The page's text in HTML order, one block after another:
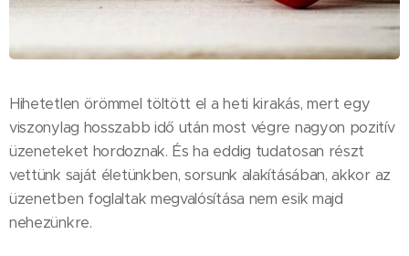
Hihetetlen örömmel töltött el a heti kirakás, mert egy
viszonylag hosszabb idő után most végre nagyon pozitív
üzeneteket hordoznak. És ha eddig tudatosan részt
vettünk saját életünkben, sorsunk alakításában, akkor az
üzenetben foglaltak megvalósítása nem esik majd
nehezünkre.